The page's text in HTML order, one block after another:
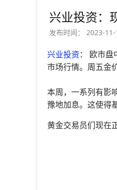
兴业投资：
发布时间： 2023-11-
兴业投资： 欧市
市场行情。周五金
本周，一系列有影
豫地加息。这使得
黄金交易员们现在